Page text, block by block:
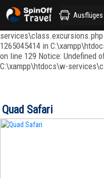
Notice: Undefined index:
Undefined offset: 1265045344
1265045414 in
on line 129 Notice: Undefined
C:\xampp\htdocs\w-
Ausflüges
Quad Safari